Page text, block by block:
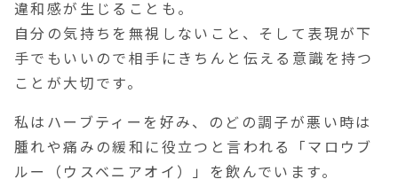
違和感が生じることも。
自分の気持ちを無視しないこと、そして表現が下
手でもいいので相手にきちんと伝える意識を持つ
ことが大切です。
私はハーブティーを好み、のどの調子が悪い時は
腫れや痛みの緩和に役立つと言われる「マロウブ
ルー（ウスベニアオイ）」を飲んでいます。